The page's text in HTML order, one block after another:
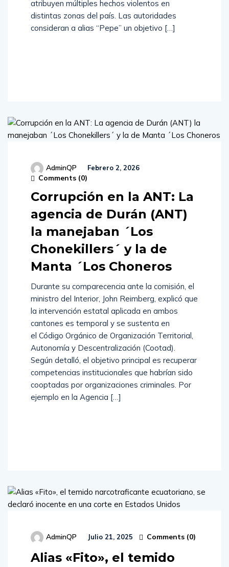
atribuyen múltiples hechos violentos en
distintas zonas del país. Las autoridades
consideran a alias “Pepe” un objetivo […]
AdminQP Febrero 2, 2026
Comments (0)
Corrupción en la ANT: La
agencia de Durán (ANT)
la manejaban ´Los
Chonekillers´ y la de
Manta ´Los Choneros
Durante su comparecencia ante la comisión, el
ministro del Interior, John Reimberg, explicó que
la intervención estatal aplicada en ambos
cantones es temporal y se sustenta en
el Código Orgánico de Organización Territorial,
Autonomía y Descentralización (Cootad).
Según detalló, el objetivo principal es recuperar
competencias institucionales que habrían sido
cooptadas por organizaciones criminales. Por
ejemplo en la Agencia […]
AdminQP Julio 21, 2025 Comments (0)
Alias «Fito», el temido